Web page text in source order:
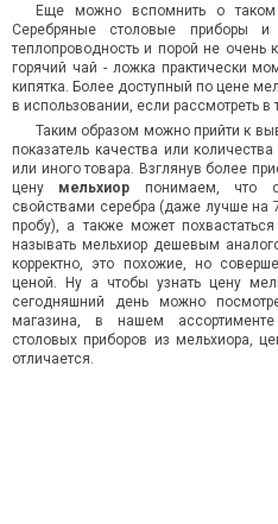
Еще можно вспомнить о таком
Серебряные столовые приборы
теплопроводность и порой не очень
горячий чай - ложка практически
кипятка. Более доступный по цене
в использовании, если рассмотреть в
Таким образом можно прийти к
показатель качества или
или иного товара. Взглянув более
цену мельхиор понимаем, что
свойствами серебра (даже лучше
пробу), а также может
называть мельхиор дешевым
корректно, это похожие, но
ценой. Ну а чтобы узнать цену
сегодняшний день можно
магазина, в нашем
столовых приборов из мельхиора,
отличается.